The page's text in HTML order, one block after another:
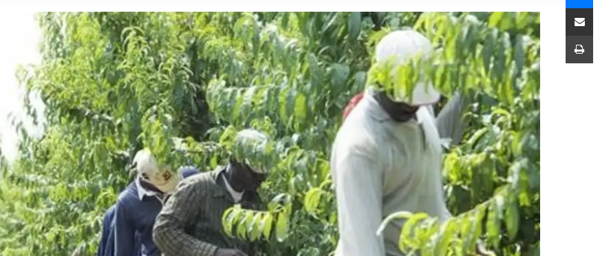
مشاركة عبر البريد